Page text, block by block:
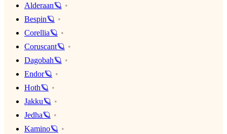
Alderaan🪐
Bespin🪐
Corellia🪐
Coruscant🪐
Dagobah🪐
Endor🪐
Hoth🪐
Jakku🪐
Jedha🪐
Kamino🪐